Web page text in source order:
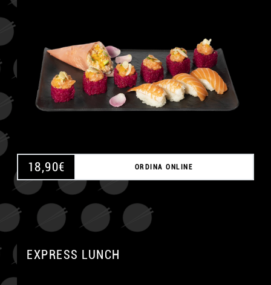
18,90€ ORDINA ONLINE
EXPRESS LUNCH